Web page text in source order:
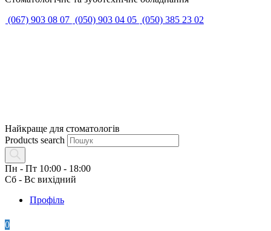
(067) 903 08 07 (050) 903 04 05 (050) 385 23 02
Найкраще для стоматологів
Products search
Пн - Пт 10:00 - 18:00
Сб - Вс вихідний
Профіль
0